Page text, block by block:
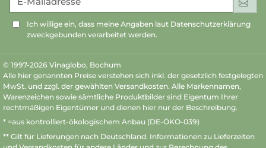
Ich willige ein, dass meine Angaben laut Datenschutzerklärung
zweckgebunden verarbeitet werden.
© 1997-2026 Vinaglobo, Bochum
Alle hier genannten Preise verstehen sich inkl. der gesetzlich festgelegten
MwSt. und zzgl. der gewählten Versandkosten. Alle Markennamen,
Warenzeichen sowie sämtliche Produktbilder sind Eigentum Ihrer
rechtmäßigen Eigentümer und dienen hier nur der Beschreibung.
* =aus kontrolliert-ökologischem Anbau (DE-ÖKO-039)
** Gilt für Lieferungen nach Deutschland. Informationen zu Lieferzeiten